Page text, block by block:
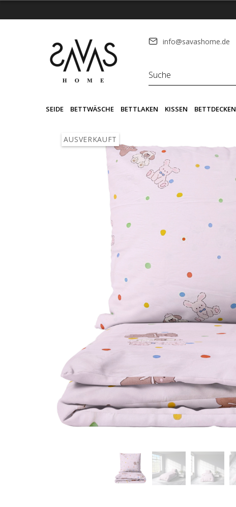
info@savashome.de
SEIDE BETTWÄSCHE BETTLAKEN KISSEN BETTDECKEN
AUSVERKAUFT